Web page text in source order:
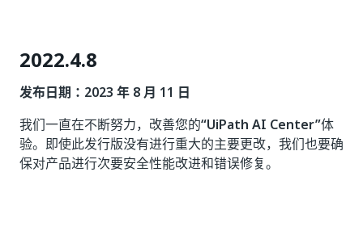
2022.4.8
发布日期：2023 年 8 月 11 日
我们一直在不断努力，改善您的“UiPath AI Center”体
验。即使此发行版没有进行重大的主要更改，我们也要确
保对产品进行次要安全性能改进和错误修复。